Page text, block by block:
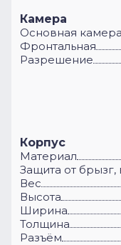
Камера
Основная камера
Фронтальная
Разрешение
Корпус
Материал
Защита от
Вес
Высота
Ширина
Толщина
Разъём